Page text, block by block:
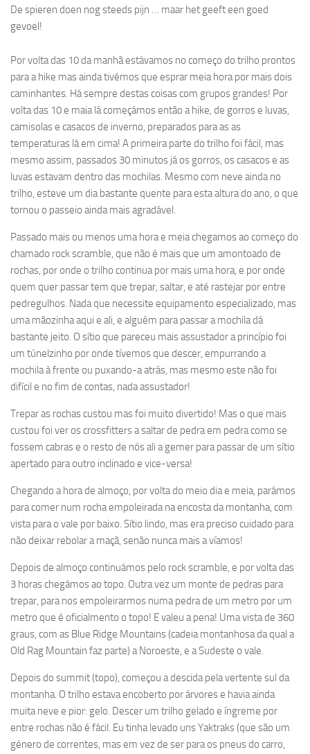
De spieren doen nog steeds pijn … maar het geeft een goed
gevoel!
Por volta das 10 da manhã estávamos no começo do trilho prontos
para a hike mas ainda tivémos que esprar meia hora por mais dois
caminhantes. Há sempre destas coisas com grupos grandes! Por
volta das 10 e maia lá começámos então a hike, de gorros e luvas,
camisolas e casacos de inverno, preparados para as as
temperaturas lá em cima! A primeira parte do trilho foi fácil, mas
mesmo assim, passados 30 minutos já os gorros, os casacos e as
luvas estavam dentro das mochilas. Mesmo com neve ainda no
trilho, esteve um dia bastante quente para esta altura do ano, o que
tornou o passeio ainda mais agradável.
Passado mais ou menos uma hora e meia chegamos ao começo do
chamado rock scramble, que não é mais que um amontoado de
rochas, por onde o trilho continua por mais uma hora, e por onde
quem quer passar tem que trepar, saltar, e até rastejar por entre
pedregulhos. Nada que necessite equipamento especializado, mas
uma mãozinha aqui e ali, e alguém para passar a mochila dá
bastante jeito. O sítio que pareceu mais assustador a princípio foi
um túnelzinho por onde tívemos que descer, empurrando a
mochila à frente ou puxando-a atrás, mas mesmo este não foi
difícil e no fim de contas, nada assustador!
Trepar as rochas custou mas foi muito divertido! Mas o que mais
custou foi ver os crossfitters a saltar de pedra em pedra como se
fossem cabras e o resto de nós ali a gemer para passar de um sítio
apertado para outro inclinado e vice-versa!
Chegando a hora de almoço, por volta do meio dia e meia, parámos
para comer num rocha empoleirada na encosta da montanha, com
vista para o vale por baixo. Sítio lindo, mas era preciso cuidado para
não deixar rebolar a maçã, senão nunca mais a víamos!
Depois de almoço continuámos pelo rock scramble, e por volta das
3 horas chegámos ao topo. Outra vez um monte de pedras para
trepar, para nos empoleirarmos numa pedra de um metro por um
metro que é oficialmento o topo! E valeu a pena! Uma vista de 360
graus, com as Blue Ridge Mountains (cadeia montanhosa da qual a
Old Rag Mountain faz parte) a Noroeste, e a Sudeste o vale.
Depois do summit (topo), começou a descida pela vertente sul da
montanha. O trilho estava encoberto por árvores e havia ainda
muita neve e pior: gelo. Descer um trilho gelado e íngreme por
entre rochas não é fácil. Eu tinha levado uns Yaktraks (que são um
género de correntes, mas em vez de ser para os pneus do carro,